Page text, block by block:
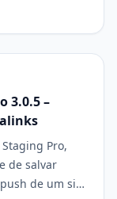
3.0.5 –
Pro,
de salvar
de um site